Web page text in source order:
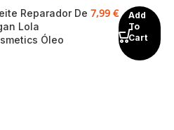
Reparador De
Lola
Óleo
7,99 €
Add
To
Cart